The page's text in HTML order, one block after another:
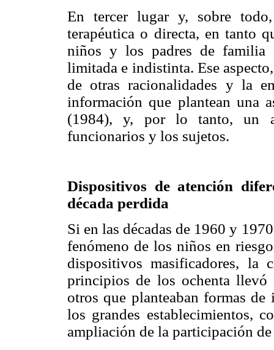
En tercer lugar y, sobre
terapéutica o directa, en tanto
niños y los padres de familia
limitada e indistinta. Ese
de otras racionalidades y la
información que plantean una
(1984), y, por lo tanto, un
funcionarios y los sujetos.
Dispositivos de atención
década perdida
Si en las décadas de 1960 y
fenómeno de los niños en
dispositivos masificadores, la
principios de los ochenta
otros que planteaban formas
los grandes establecimientos,
ampliación de la participación